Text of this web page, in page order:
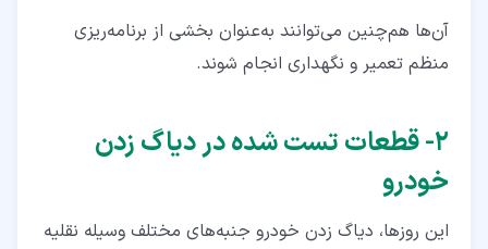
آن‌ها هم‌چنین می‌توانند به‌عنوان بخشی از برنامه‌ریزی
منظم تعمیر و نگهداری انجام شوند.
۲‏- قطعات تست شده در دیاگ زدن
خودرو
این روزها، دیاگ زدن خودرو جنبه‌های مختلف وسیله نقلیه